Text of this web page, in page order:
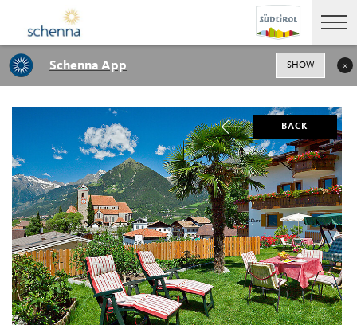
BACK
Schenna App SHOW